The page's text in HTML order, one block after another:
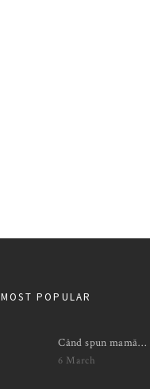
MOST POPULAR
Când spun mamă…
6 March